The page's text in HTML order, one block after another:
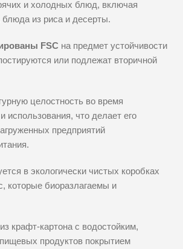
и холодных блюд, включая
из риса и десерты.
FSC на предмет устойчивости
или подлежат вторичной
целостность во время
использования, что делает его
предприятий
в экологически чистых коробках
которые биоразлагаемы и
крафт-картона с водостойким,
продуктов покрытием